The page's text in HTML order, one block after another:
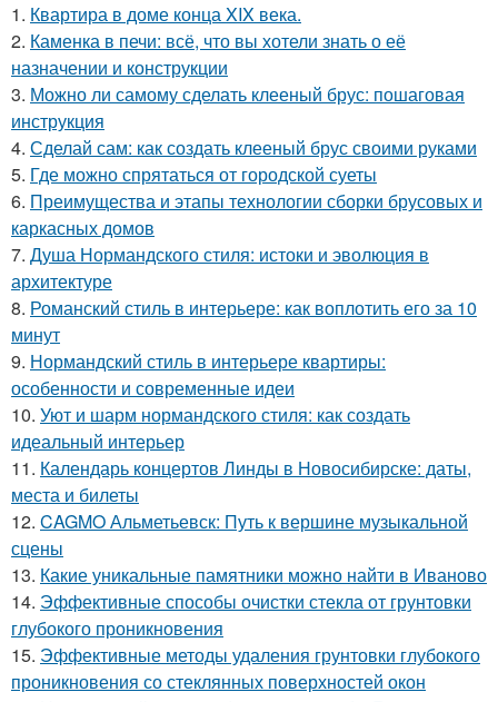
1. Квартира в доме конца XIX века.
2. Каменка в печи: всё, что вы хотели знать о её
назначении и конструкции
3. Можно ли самому сделать клееный брус: пошаговая
инструкция
4. Сделай сам: как создать клееный брус своими руками
5. Где можно спрятаться от городской суеты
6. Преимущества и этапы технологии сборки брусовых и
каркасных домов
7. Душа Нормандского стиля: истоки и эволюция в
архитектуре
8. Романский стиль в интерьере: как воплотить его за 10
минут
9. Нормандский стиль в интерьере квартиры:
особенности и современные идеи
10. Уют и шарм нормандского стиля: как создать
идеальный интерьер
11. Календарь концертов Линды в Новосибирске: даты,
места и билеты
12. CAGMO Альметьевск: Путь к вершине музыкальной
сцены
13. Какие уникальные памятники можно найти в Иваново
14. Эффективные способы очистки стекла от грунтовки
глубокого проникновения
15. Эффективные методы удаления грунтовки глубокого
проникновения со стеклянных поверхностей окон